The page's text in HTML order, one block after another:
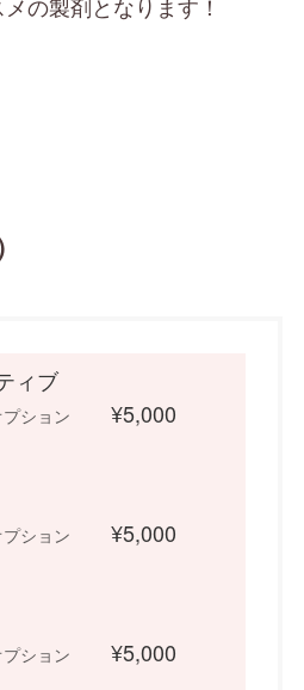
の製剤となります！
ィブ
ション
¥5,000
ション
¥5,000
ション
¥5,000